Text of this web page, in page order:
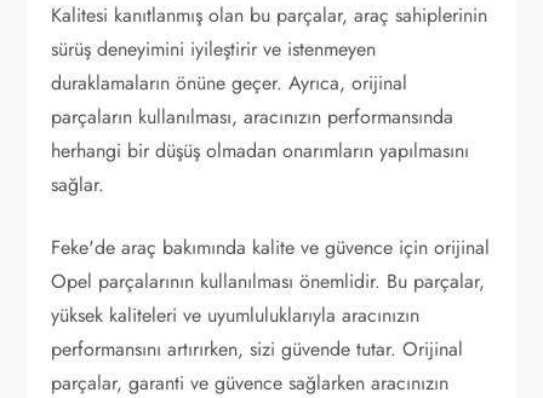
Kalitesi kanıtlanmış olan bu parçalar, araç sahiplerinin
sürüş deneyimini iyileştirir ve istenmeyen
duraklamaların önüne geçer. Ayrıca, orijinal
parçaların kullanılması, aracınızın performansında
herhangi bir düşüş olmadan onarımların yapılmasını
sağlar.
Feke'de araç bakımında kalite ve güvence için orijinal
Opel parçalarının kullanılması önemlidir. Bu parçalar,
yüksek kaliteleri ve uyumluluklarıyla aracınızın
performansını artırırken, sizi güvende tutar. Orijinal
parçalar, garanti ve güvence sağlarken aracınızın